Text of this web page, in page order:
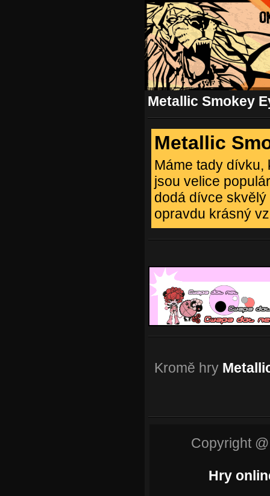
Metallic Smokey
Metallic
Máme tady dívku,
jsou velice
dodá dívce skvělý
opravdu krásný
Kromě hry
Copyright
Hry